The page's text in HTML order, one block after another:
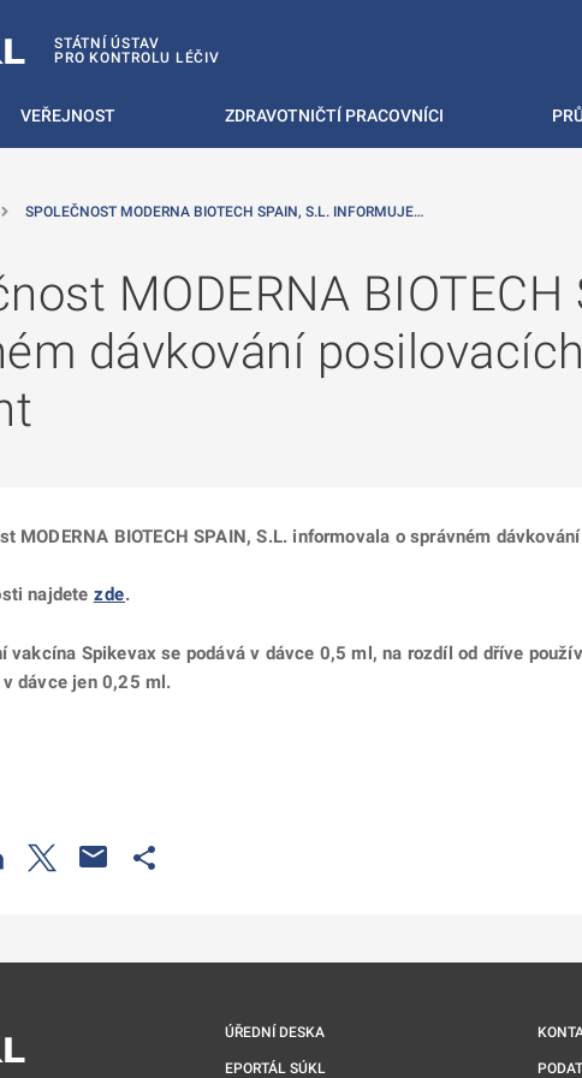
STÁTNÍ ÚSTAV
PRO KONTROLU LÉČIV
VEŘEJNOST ZDRAVOTNIČTÍ PRACOVNÍCI
SPOLEČNOST MODERNA BIOTECH SPAIN, S.L. INFORMUJE…
MODERNA
dávkování
MODERNA BIOTECH SPAIN, S.L. informovala o správném
najdete zde.
vakcína Spikevax se podává v dávce 0,5 ml, na rozdíl od dříve
dávce jen 0,25 ml.
se otevře na nové kartě
Odkaz se otevře na nové kartě
Odkaz se otevře na nové kartě
ÚŘEDNÍ DESKA
EPORTÁL SÚKL